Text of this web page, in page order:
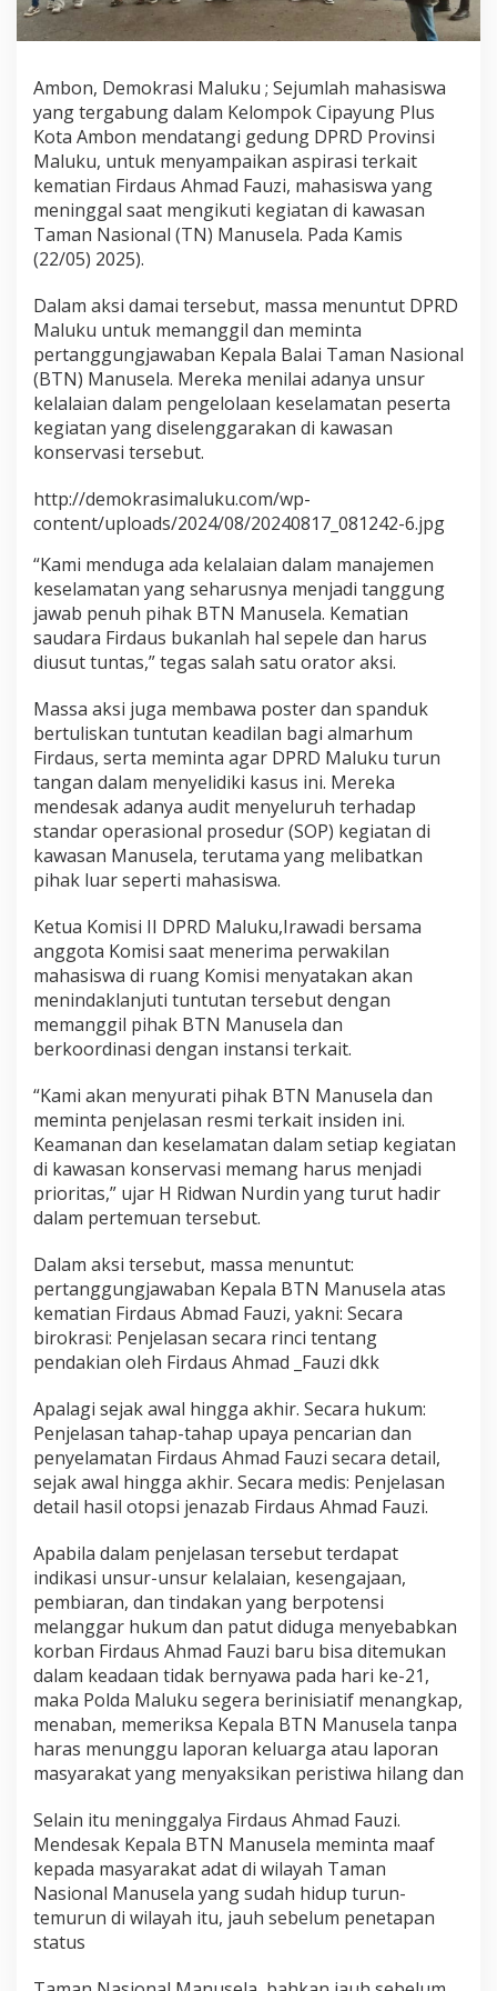
a
n
g
i
D
P
R
D
u
k
u
,
o
r
o
i
D
u
a
a
n
K
l
a
i
n
K
e
p
a
B
T
N
M
a
n
u
e
l
a
Ambon, Demokrasi Maluku ; Sejumlah mahasiswa
yang tergabung dalam Kelompok Cipayung Plus
Kota Ambon mendatangi gedung DPRD Provinsi
Maluku, untuk menyampaikan aspirasi terkait
kematian Firdaus Ahmad Fauzi, mahasiswa yang
meninggal saat mengikuti kegiatan di kawasan
Taman Nasional (TN) Manusela. Pada Kamis
(22/05) 2025).
Dalam aksi damai tersebut, massa menuntut DPRD
Maluku untuk memanggil dan meminta
pertanggungjawaban Kepala Balai Taman Nasional
(BTN) Manusela. Mereka menilai adanya unsur
kelalaian dalam pengelolaan keselamatan peserta
kegiatan yang diselenggarakan di kawasan
konservasi tersebut.
http://demokrasimaluku.com/wp-
content/uploads/2024/08/20240817_081242-6.jpg
“Kami menduga ada kelalaian dalam manajemen
keselamatan yang seharusnya menjadi tanggung
jawab penuh pihak BTN Manusela. Kematian
saudara Firdaus bukanlah hal sepele dan harus
diusut tuntas,” tegas salah satu orator aksi.
Massa aksi juga membawa poster dan spanduk
bertuliskan tuntutan keadilan bagi almarhum
Firdaus, serta meminta agar DPRD Maluku turun
tangan dalam menyelidiki kasus ini. Mereka
mendesak adanya audit menyeluruh terhadap
standar operasional prosedur (SOP) kegiatan di
kawasan Manusela, terutama yang melibatkan
pihak luar seperti mahasiswa.
Ketua Komisi II DPRD Maluku,Irawadi bersama
anggota Komisi saat menerima perwakilan
mahasiswa di ruang Komisi menyatakan akan
menindaklanjuti tuntutan tersebut dengan
memanggil pihak BTN Manusela dan
berkoordinasi dengan instansi terkait.
“Kami akan menyurati pihak BTN Manusela dan
meminta penjelasan resmi terkait insiden ini.
Keamanan dan keselamatan dalam setiap kegiatan
di kawasan konservasi memang harus menjadi
prioritas,” ujar H Ridwan Nurdin yang turut hadir
dalam pertemuan tersebut.
Dalam aksi tersebut, massa menuntut:
pertanggungjawaban Kepala BTN Manusela atas
kematian Firdaus Abmad Fauzi, yakni: Secara
birokrasi: Penjelasan secara rinci tentang
pendakian oleh Firdaus Ahmad _Fauzi dkk
Apalagi sejak awal hingga akhir. Secara hukum:
Penjelasan tahap-tahap upaya pencarian dan
penyelamatan Firdaus Ahmad Fauzi secara detail,
sejak awal hingga akhir. Secara medis: Penjelasan
detail hasil otopsi jenazab Firdaus Ahmad Fauzi.
Apabila dalam penjelasan tersebut terdapat
indikasi unsur-unsur kelalaian, kesengajaan,
pembiaran, dan tindakan yang berpotensi
melanggar hukum dan patut diduga menyebabkan
korban Firdaus Ahmad Fauzi baru bisa ditemukan
dalam keadaan tidak bernyawa pada hari ke-21,
maka Polda Maluku segera berinisiatif menangkap,
menaban, memeriksa Kepala BTN Manusela tanpa
haras menunggu laporan keluarga atau laporan
masyarakat yang menyaksikan peristiwa hilang dan
Selain itu meninggalya Firdaus Ahmad Fauzi.
Mendesak Kepala BTN Manusela meminta maaf
kepada masyarakat adat di wilayah Taman
Nasional Manusela yang sudah hidup turun-
temurun di wilayah itu, jauh sebelum penetapan
status